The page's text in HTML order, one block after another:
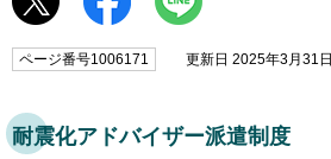
ページ番号1006171 更新日 2025年3月31日
耐震化アドバイザー派遣制度